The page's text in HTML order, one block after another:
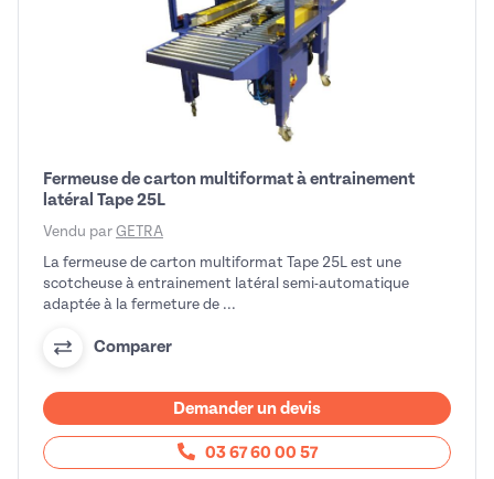
Fermeuse de carton multiformat à entrainement
latéral Tape 25L
Vendu par GETRA
La fermeuse de carton multiformat Tape 25L est une
scotcheuse à entrainement latéral semi-automatique
adaptée à la fermeture de ...
Comparer
Demander un devis
03 67 60 00 57